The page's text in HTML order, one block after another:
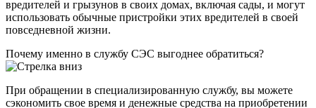
вредителей и грызунов в своих домах, включая сады, и могут
использовать обычные пристройки этих вредителей в своей
повседневной жизни.
Почему именно в службу СЭС выгоднее обратиться?
При обращении в специализированную службу, вы можете
сэкономить свое время и денежные средства на приобретении